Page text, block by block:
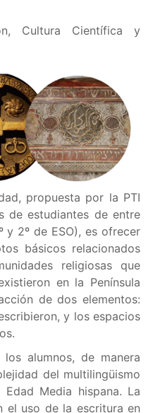
Cultura Científica y
propuesta por la PTI
de estudiantes de entre
y 2º de ESO), es ofrecer
básicos relacionados
religiosas que
en la Península
de dos elementos:
y los espacios
alumnos, de manera
del multilingüismo
Media hispana. La
el uso de la escritura en